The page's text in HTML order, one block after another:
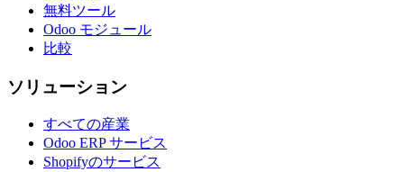
無料ツール
Odoo モジュール
比較
ソリューション
すべての産業
Odoo ERP サービス
Shopifyのサービス